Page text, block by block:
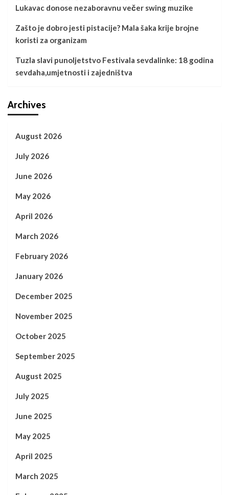
Lukavac donose nezaboravnu večer swing muzike
Zašto je dobro jesti pistacije? Mala šaka krije brojne
koristi za organizam
Tuzla slavi punoljetstvo Festivala sevdalinke: 18 godina
sevdaha,umjetnosti i zajedništva
Archives
August 2026
July 2026
June 2026
May 2026
April 2026
March 2026
February 2026
January 2026
December 2025
November 2025
October 2025
September 2025
August 2025
July 2025
June 2025
May 2025
April 2025
March 2025